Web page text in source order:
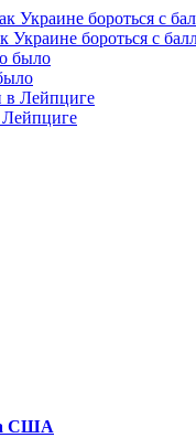
Украине бороться с
США